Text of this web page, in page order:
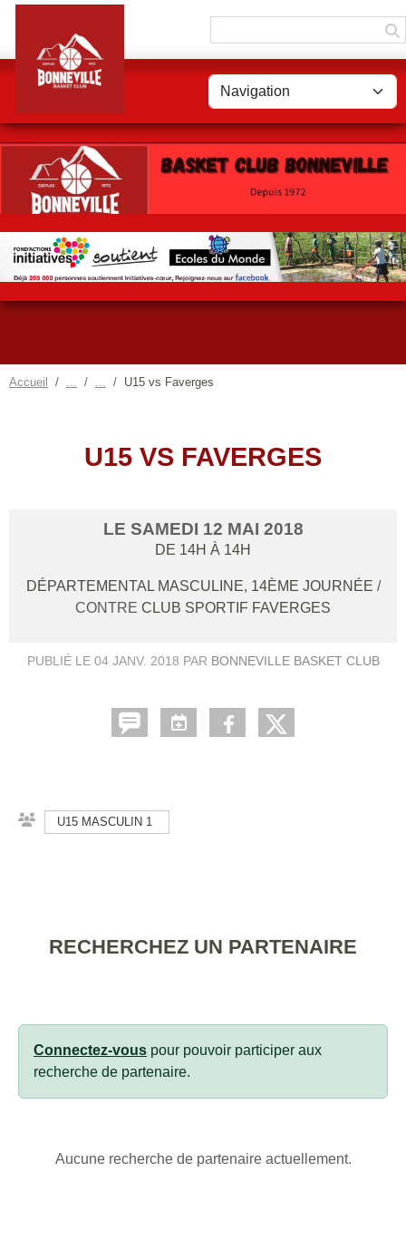
Accueil U15 vs Faverges
U15 VS FAVERGES
LE SAMEDI 12 MAI 2018
DE 14H À 14H
DÉPARTEMENTAL MASCULINE, 14ÈME JOURNÉE /
CONTRE CLUB SPORTIF FAVERGES
PUBLIÉ LE 04 JANV. 2018 PAR BONNEVILLE BASKET CLUB
U15 MASCULIN 1
RECHERCHEZ UN PARTENAIRE
Connectez-vous pour pouvoir participer aux
recherche de partenaire.
Aucune recherche de partenaire actuellement.